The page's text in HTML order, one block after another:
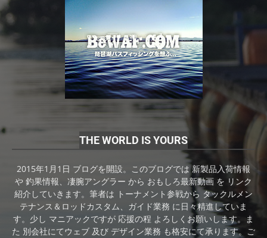
THE WORLD IS YOURS
2015年1月1日 ブログを開設。このブログでは 新製品入荷情報
や 釣果情報、凄腕アングラー から おもしろ最新動画 を リンク
紹介していきます。筆者は トーナメント参戦から タックルメン
テナンス＆ロッドカスタム、ガイド業務 に日々精進していま
す。少し マニアックですが 応援の程 よろしくお願いします。ま
た 別会社にてウェブ 及び デザイン業務 も格安にて承ります。ご